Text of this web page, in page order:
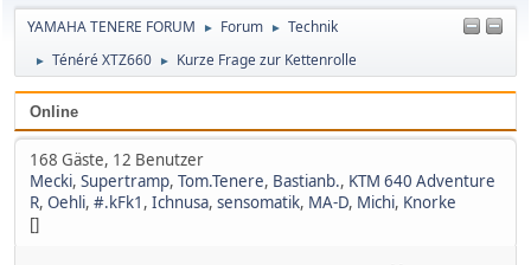
YAMAHA TENERE FORUM ► Forum ► Technik
► Ténéré XTZ660 ► Kurze Frage zur Kettenrolle
Online
168 Gäste, 12 Benutzer
Mecki, Supertramp, Tom.Tenere, Bastianb., KTM 640 Adventure
R, Oehli, #.kFk1 , Ichnusa, sensomatik, MA-D, Michi, Knorke
[]